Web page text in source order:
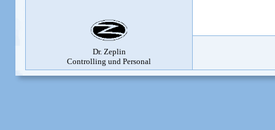
Dr. Zeplin
Controlling und Personal